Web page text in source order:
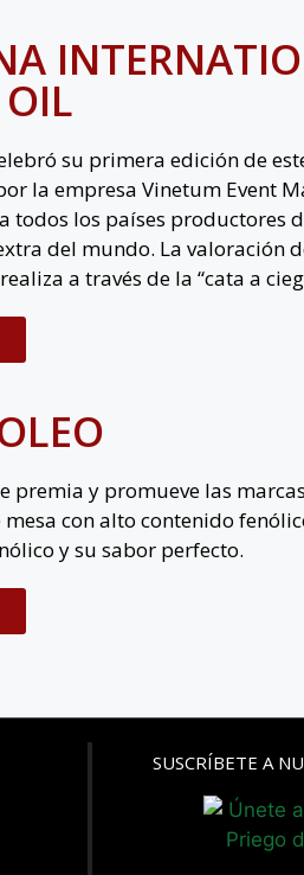
su primera edición de
la empresa Vinetum Event
todos los países productores
del mundo. La valoración
a través de la “cata a
premia y promueve las
con alto contenido
y su sabor perfecto.
SUSCRÍBETE A